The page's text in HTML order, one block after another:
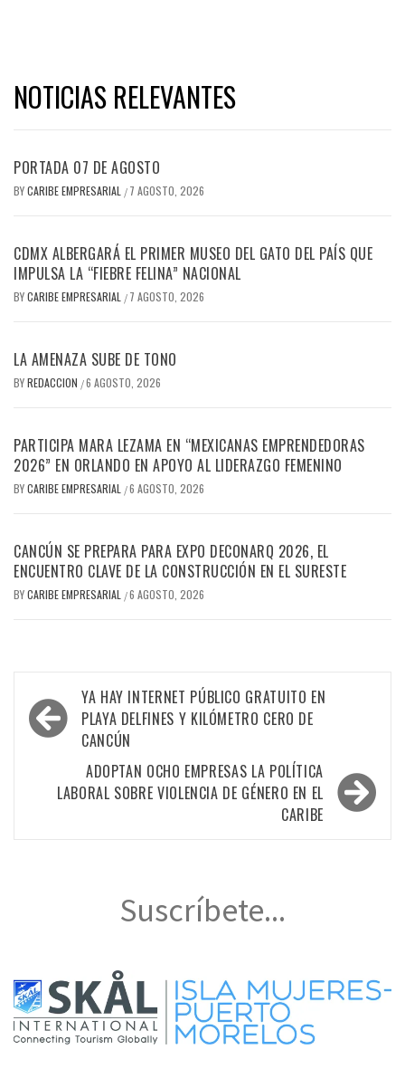
NOTICIAS RELEVANTES
PORTADA 07 DE AGOSTO
BYCARIBE EMPRESARIAL / 7 AGOSTO, 2026
CDMX ALBERGARÁ EL PRIMER MUSEO DEL GATO DEL PAÍS QUE
IMPULSA LA “FIEBRE FELINA” NACIONAL
BYCARIBE EMPRESARIAL / 7 AGOSTO, 2026
LA AMENAZA SUBE DE TONO
BYREDACCION /6 AGOSTO, 2026
PARTICIPA MARA LEZAMA EN “MEXICANAS EMPRENDEDORAS
2026” EN ORLANDO EN APOYO AL LIDERAZGO FEMENINO
BYCARIBE EMPRESARIAL /6 AGOSTO, 2026
CANCÚN SE PREPARA PARA EXPO DECONARQ 2026, EL
ENCUENTRO CLAVE DE LA CONSTRUCCIÓN EN EL SURESTE
BYCARIBE EMPRESARIAL /6 AGOSTO, 2026
Navegación
de
entradas
YA HAY INTERNET PÚBLICO GRATUITO EN
PLAYA DELFINES Y KILÓMETRO CERO DE
CANCÚN
ADOPTAN OCHO EMPRESAS LA POLÍTICA
LABORAL SOBRE VIOLENCIA DE GÉNERO EN EL
CARIBE
Suscríbete...